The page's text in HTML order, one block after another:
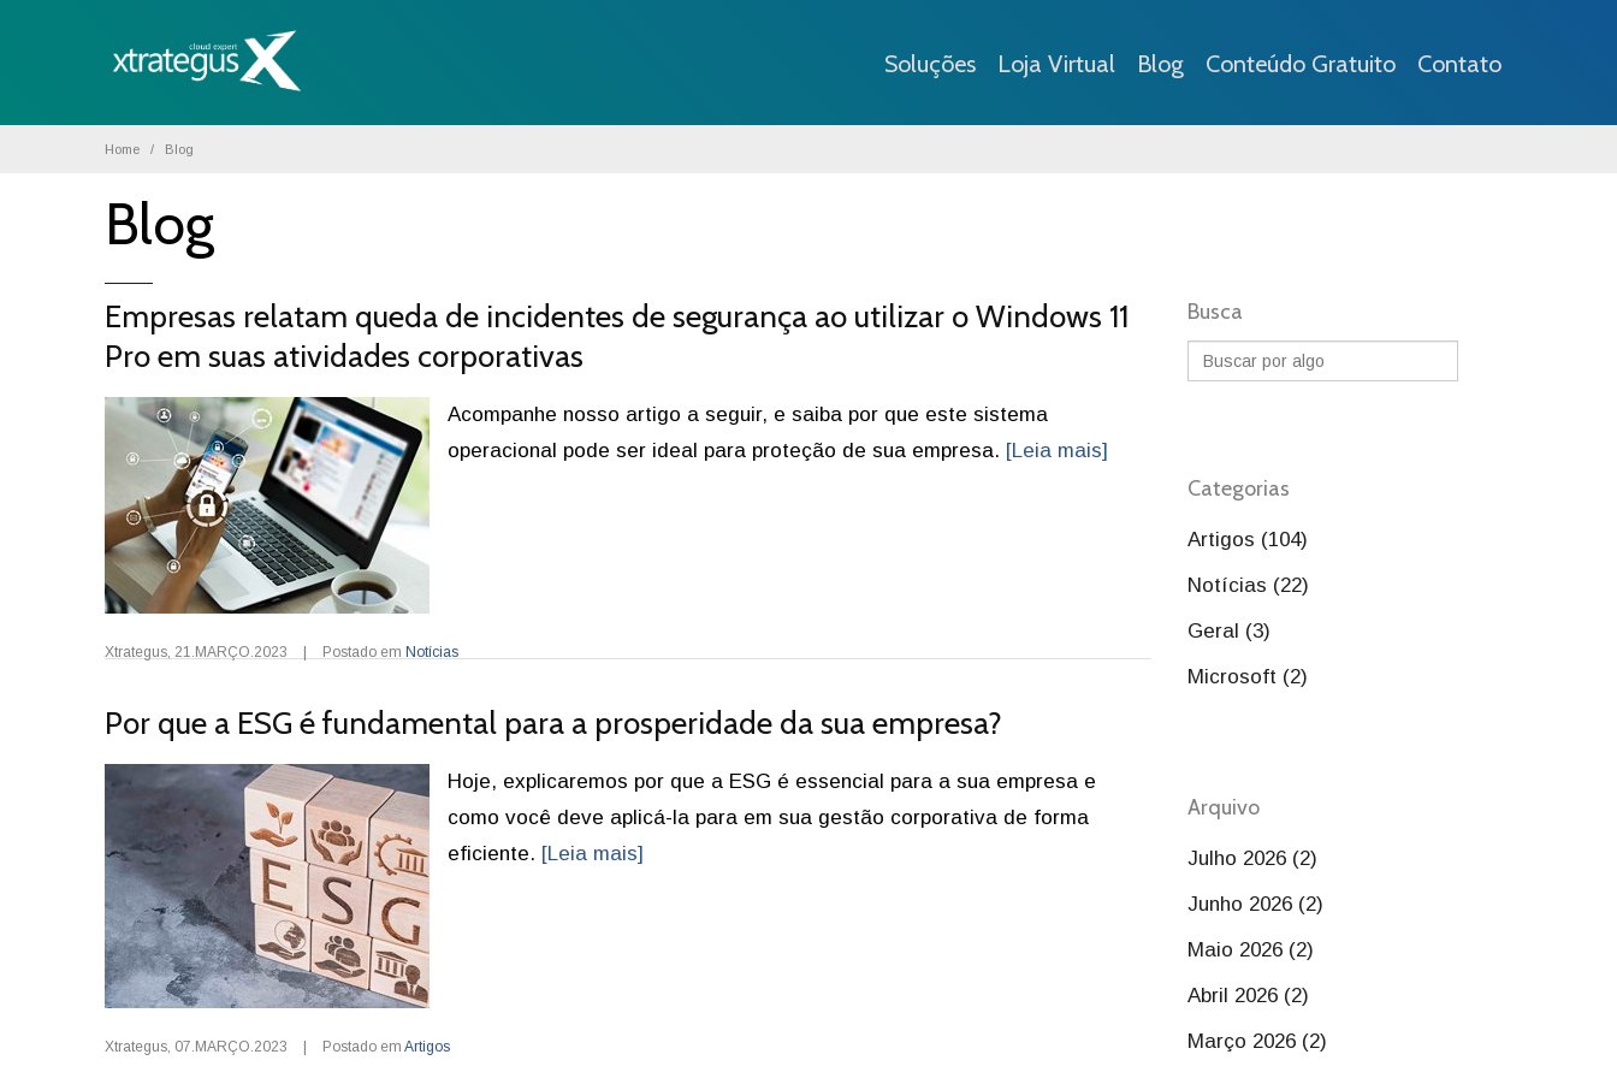
Soluções Loja Virtual Blog Conteúdo Gratuito Contato
Home Blog
Blog
Empresas relatam queda de incidentes de segurança ao utilizar o Windows 11
Pro em suas atividades corporativas
Acompanhe nosso artigo a seguir, e saiba por que este sistema
operacional pode ser ideal para proteção de sua empresa. [Leia mais]
Xtrategus, 21.MARÇO.2023 Postado em Notícias
Por que a ESG é fundamental para a prosperidade da sua empresa?
Hoje, explicaremos por que a ESG é essencial para a sua empresa e
como você deve aplicá-la para em sua gestão corporativa de forma
eficiente. [Leia mais]
Xtrategus, 07.MARÇO.2023 Postado em Artigos
Busca
Categorias
Artigos (104)
Notícias (22)
Geral (3)
Microsoft (2)
Arquivo
Julho 2026 (2)
Junho 2026 (2)
Maio 2026 (2)
Abril 2026 (2)
Março 2026 (2)